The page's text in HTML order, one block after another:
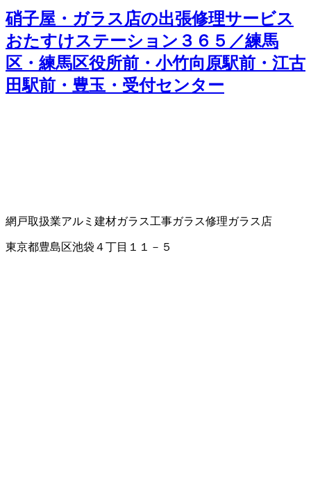
硝子屋・ガラス店の出張修理サービス
おたすけステーション３６５／練馬
区・練馬区役所前・小竹向原駅前・江古
田駅前・豊玉・受付センター
網戸取扱業アルミ建材ガラス工事ガラス修理ガラス店
東京都豊島区池袋４丁目１１－５